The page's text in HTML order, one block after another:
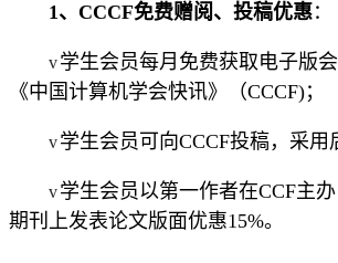
1、CCCF免费赠阅、投稿优惠：
v学生会员每月免费获取电子版
《中国计算机学会快讯》（CCCF)；
v学生会员可向CCCF投稿，采用
v学生会员以第一作者在CCF主
期刊上发表论文版面优惠15%。